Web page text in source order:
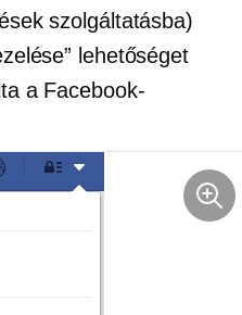
szolgáltatásba)
lehetőséget
a Facebook-